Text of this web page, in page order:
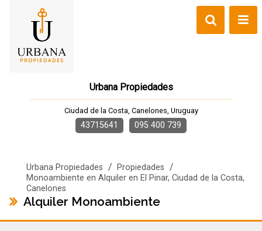
Urbana Propiedades
Ciudad de la Costa, Canelones, Uruguay
43715641 095 400 739
Urbana Propiedades / Propiedades /
Monoambiente en Alquiler en El Pinar, Ciudad de la Costa,
Canelones
Alquiler Monoambiente